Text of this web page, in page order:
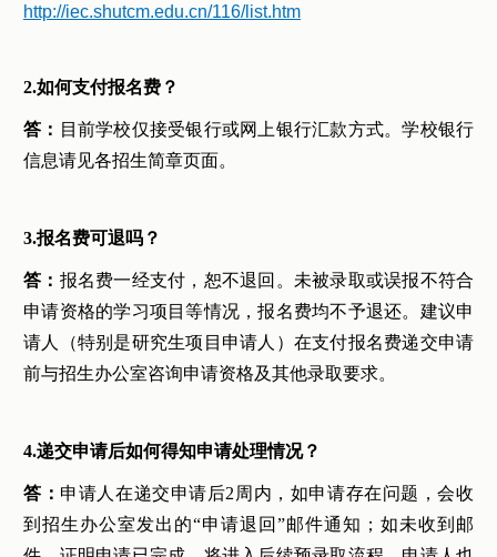
http://iec.shutcm.edu.cn/116/list.htm
2.如何支付报名费？
答： 目前学校仅接受银行或网上银行汇款方式。学校银行
信息请见各招生简章页面。
3.报名费可退吗？
答： 报名费一经支付，恕不退回。未被录取或误报不符合
申请资格的学习项目等情况，报名费均不予退还。建议申
请人（特别是研究生项目申请人）在支付报名费递交申请
前与招生办公室咨询申请资格及其他录取要求。
4.递交申请后如何得知申请处理情况？
答： 申请人在递交申请后2周内，如申请存在问题，会收
到招生办公室发出的“申请退回”邮件通知；如未收到邮